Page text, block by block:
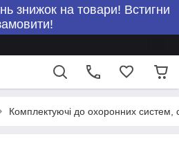
знижок на товари! Встигни
Комплектуючі до охоронних систем,